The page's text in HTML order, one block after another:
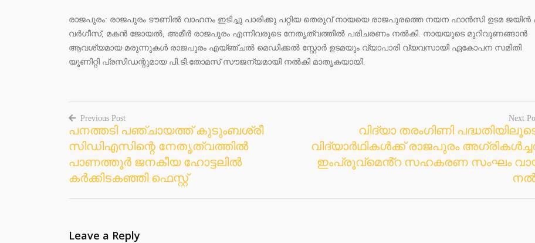
രാജപുരം: രാജപുരം ടൗണിൽ വാഹനം ഇടിച്ചു പാരിക്കു പറ്റിയ തെരുവ് നായയെ രാജപുരത്തെ നയന ഫാൻസി ഉടമ ജയിൻ
വർഗീസ്, മകൻ ജോയൽ, അമീർ രാജപുരം എന്നിവരുടെ നേതൃത്വത്തിൽ പരിചരണം നൽകി. നായയുടെ മുറിവുണങ്ങാൻ
ആവശ്യമായ മരുന്നുകൾ രാജപുരം എയ്ഞ്ചൽ മെഡിക്കൽ സ്റ്റോർ ഉടമയും വ്യാപാരി വ്യവസായി ഏകോപന സമിതി
യൂണിറ്റി പ്രസിഡന്റുമായ പി.ടി.തോമസ് സൗജന്യമായി നൽകി മാതൃകയായി.
Post
navigation
Previous Post
പനത്തടി പഞ്ചായത്ത് കുടുംബശ്രീ
സിഡിഎസിന്റെ നേതൃത്വത്തിൽ
പാണത്തൂർ ജനകീയ ഹോട്ടലിൽ
കർക്കിടകഞ്ഞി ഫെസ്റ്റ്
Next
വിദ്യാ തരംഗിണി
വിദ്യാർഥികൾക്ക് രാജപുരം
ഇംപ്രൂവ്മെൻ്റ സഹകരണ സംഘം
Leave a Reply